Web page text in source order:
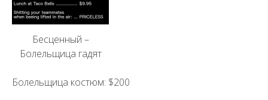
Бесценный –
Болельщица гадят
Болельщица костюм: $200